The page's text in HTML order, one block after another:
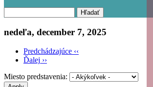
nedeľa, december 7, 2025
Pagination
Predchádzajúce ‹‹
Ďalej ››
Miesto predstavenia: